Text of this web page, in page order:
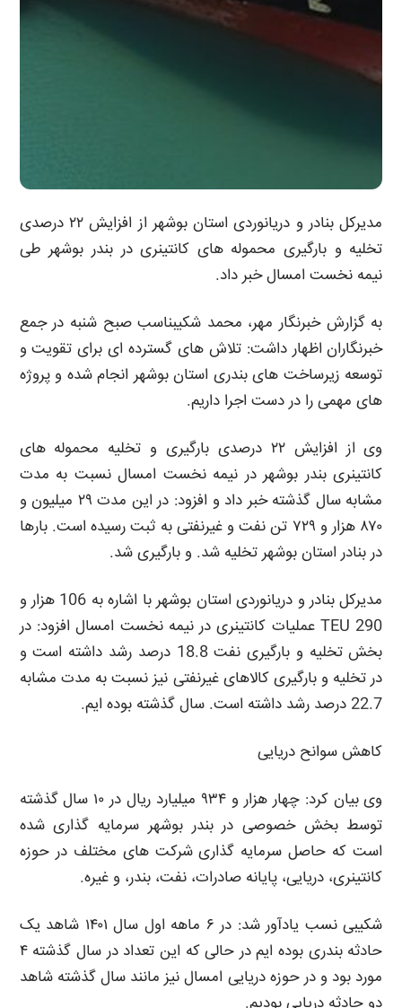
مدیرکل بنادر و دریانوردی استان بوشهر از افزایش ۲۲ درصدی
تخلیه و بارگیری محموله های کانتینری در بندر بوشهر طی
نیمه نخست امسال خبر داد.
به گزارش خبرنگار مهر، محمد شکیبناسب صبح شنبه در جمع
خبرنگاران اظهار داشت: تلاش های گسترده ای برای تقویت و
توسعه زیرساخت های بندری استان بوشهر انجام شده و پروژه
های مهمی را در دست اجرا داریم.
وی از افزایش ۲۲ درصدی بارگیری و تخلیه محموله های
کانتینری بندر بوشهر در نیمه نخست امسال نسبت به مدت
مشابه سال گذشته خبر داد و افزود: در این مدت ۲۹ میلیون و
۸۷۰ هزار و ۷۲۹ تن نفت و غیرنفتی به ثبت رسیده است. بارها
در بنادر استان بوشهر تخلیه شد. و بارگیری شد.
مدیرکل بنادر و دریانوردی استان بوشهر با اشاره به 106 هزار و
290 TEU عملیات کانتینری در نیمه نخست امسال افزود: در
بخش تخلیه و بارگیری نفت 18.8 درصد رشد داشته است و
در تخلیه و بارگیری کالاهای غیرنفتی نیز نسبت به مدت مشابه
22.7 درصد رشد داشته است. سال گذشته بوده ایم.
کاهش سوانح دریایی
وی بیان کرد: چهار هزار و ۹۳۴ میلیارد ریال در ۱۰ سال گذشته
توسط بخش خصوصی در بندر بوشهر سرمایه گذاری شده
است که حاصل سرمایه گذاری شرکت های مختلف در حوزه
کانتینری، دریایی، پایانه صادرات، نفت، بندر، و غیره.
شکیبی نسب یادآور شد: در ۶ ماهه اول سال ۱۴۰۱ شاهد یک
حادثه بندری بوده ایم در حالی که این تعداد در سال گذشته ۴
مورد بود و در حوزه دریایی امسال نیز مانند سال گذشته شاهد